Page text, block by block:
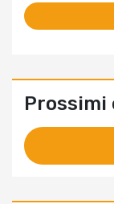
Prossimi